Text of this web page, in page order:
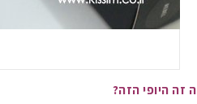
ה זה היופי הזה?